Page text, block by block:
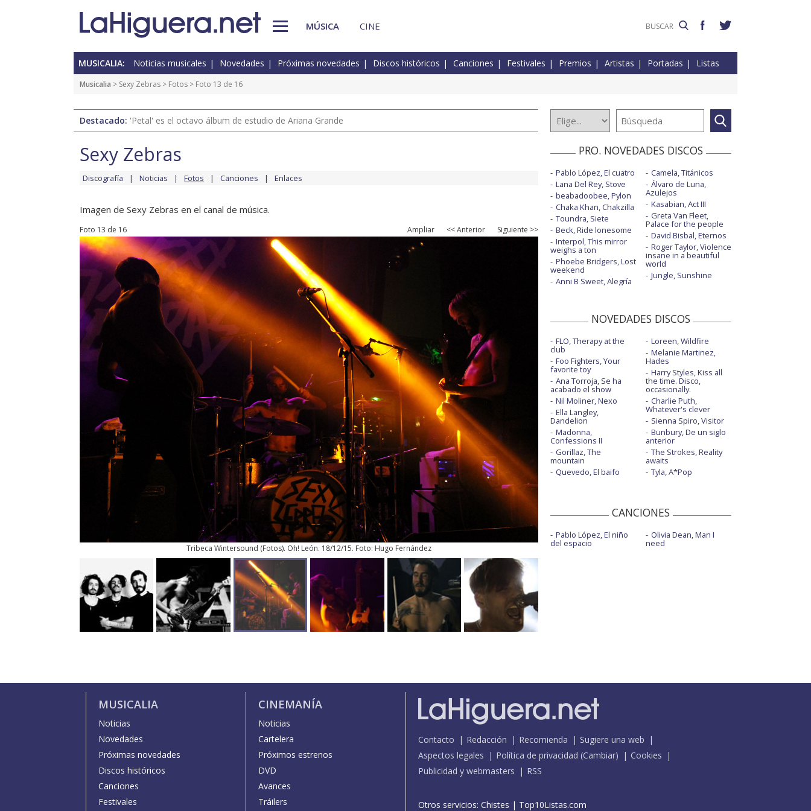
MÚSICA CINE
MUSICALIA: Noticias musicales Novedades Próximas novedades Discos históricos Canciones Festivales Premios Artistas Portadas Listas
Musicalia > Sexy Zebras > Fotos > Foto 13 de 16
Destacado: 'Petal' es el octavo álbum de estudio de Ariana Grande
Sexy Zebras
Discografía Noticias Fotos Canciones Enlaces
Imagen de Sexy Zebras en el canal de música.
Foto 13 de 16 Ampliar << Anterior Siguiente >>
Tribeca Wintersound (Fotos). Oh! León. 18/12/15. Foto: Hugo Fernández
PRO. NOVEDADES DISCOS
Pablo López, El cuatro
Lana Del Rey, Stove
beabadoobee, Pylon
Chaka Khan, Chakzilla
Toundra, Siete
Beck, Ride lonesome
Interpol, This mirror
weighs a ton
Phoebe Bridgers, Lost
weekend
Anni B Sweet, Alegría
Camela, Titánicos
Álvaro de Luna,
Azulejos
Kasabian, Act III
Greta Van Fleet,
Palace for the people
David Bisbal, Eternos
Roger Taylor, Violence
insane in a beautiful
world
Jungle, Sunshine
NOVEDADES DISCOS
FLO, Therapy at the
club
Foo Fighters, Your
favorite toy
Ana Torroja, Se ha
acabado el show
Nil Moliner, Nexo
Ella Langley,
Dandelion
Madonna,
Confessions II
Gorillaz, The
mountain
Quevedo, El baifo
Loreen, Wildfire
Melanie Martinez,
Hades
Harry Styles, Kiss all
the time. Disco,
occasionally.
Charlie Puth,
Whatever's clever
Sienna Spiro, Visitor
Bunbury, De un siglo
anterior
The Strokes, Reality
awaits
Tyla, A*Pop
CANCIONES
Pablo López, El niño
del espacio
Olivia Dean, Man I
need
MUSICALIA
Noticias
Novedades
Próximas novedades
Discos históricos
Canciones
Festivales
CINEMANÍA
Noticias
Cartelera
Próximos estrenos
DVD
Avances
Tráilers
Contacto Redacción Recomienda
Sugiere una web
Aspectos legales
Política de privacidad (Cambiar)
Cookies
Publicidad y webmasters
RSS
Otros servicios: Chistes | Top10Listas.com